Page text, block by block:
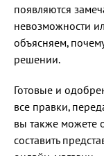
появляются
невозможности
объясняем,
решении.
Готовые и
все правки,
вы также можете
составить